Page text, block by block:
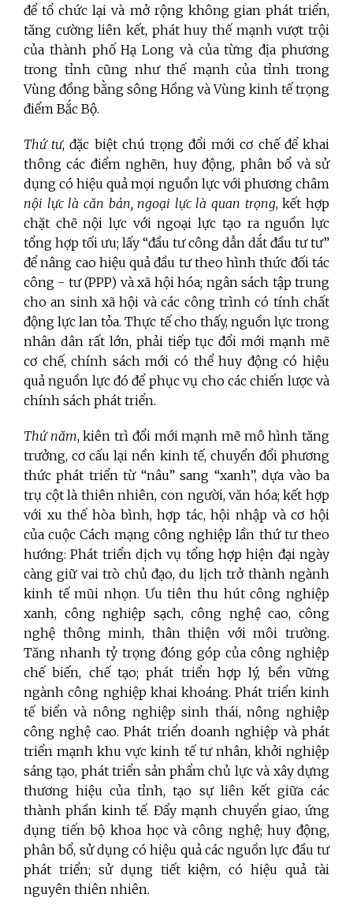
để tổ chức lại và mở rộng không gian phát triển,
tăng cường liên kết, phát huy thế mạnh vượt trội
của thành phố Hạ Long và của từng địa phương
trong tỉnh cũng như thế mạnh của tỉnh trong
Vùng đồng bằng sông Hồng và Vùng kinh tế trọng
điểm Bắc Bộ.
Thứ tư, đặc biệt chú trọng đổi mới cơ chế để khai
thông các điểm nghẽn, huy động, phân bổ và sử
dụng có hiệu quả mọi nguồn lực với phương châm
nội lực là căn bản, ngoại lực là quan trọng, kết hợp
chặt chẽ nội lực với ngoại lực tạo ra nguồn lực
tổng hợp tối ưu; lấy “đầu tư công dẫn dắt đầu tư tư”
để nâng cao hiệu quả đầu tư theo hình thức đối tác
công - tư (PPP) và xã hội hóa; ngân sách tập trung
cho an sinh xã hội và các công trình có tính chất
động lực lan tỏa. Thực tế cho thấy, nguồn lực trong
nhân dân rất lớn, phải tiếp tục đổi mới mạnh mẽ
cơ chế, chính sách mới có thể huy động có hiệu
quả nguồn lực đó để phục vụ cho các chiến lược và
chính sách phát triển.
Thứ năm, kiên trì đổi mới mạnh mẽ mô hình tăng
trưởng, cơ cấu lại nền kinh tế, chuyển đổi phương
thức phát triển từ “nâu” sang “xanh”, dựa vào ba
trụ cột là thiên nhiên, con người, văn hóa; kết hợp
với xu thế hòa bình, hợp tác, hội nhập và cơ hội
của cuộc Cách mạng công nghiệp lần thứ tư theo
hướng: Phát triển dịch vụ tổng hợp hiện đại ngày
càng giữ vai trò chủ đạo, du lịch trở thành ngành
kinh tế mũi nhọn. Ưu tiên thu hút công nghiệp
xanh, công nghiệp sạch, công nghệ cao, công
nghệ thông minh, thân thiện với môi trường.
Tăng nhanh tỷ trọng đóng góp của công nghiệp
chế biến, chế tạo; phát triển hợp lý, bền vững
ngành công nghiệp khai khoáng. Phát triển kinh
tế biển và nông nghiệp sinh thái, nông nghiệp
công nghệ cao. Phát triển doanh nghiệp và phát
triển mạnh khu vực kinh tế tư nhân, khởi nghiệp
sáng tạo, phát triển sản phẩm chủ lực và xây dựng
thương hiệu của tỉnh, tạo sự liên kết giữa các
thành phần kinh tế. Đẩy mạnh chuyển giao, ứng
dụng tiến bộ khoa học và công nghệ; huy động,
phân bổ, sử dụng có hiệu quả các nguồn lực đầu tư
phát triển; sử dụng tiết kiệm, có hiệu quả tài
nguyên thiên nhiên.